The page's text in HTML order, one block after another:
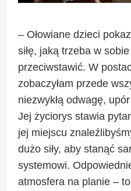
– Ołowiane dzieci
siłę, jaką trzeba w
przeciwstawić. W
zobaczyłam przede
niezwykłą odwagę,
Jej życiorys stawia
jej miejscu
dużo siły, aby stanąć
systemowi.
atmosfera na planie –